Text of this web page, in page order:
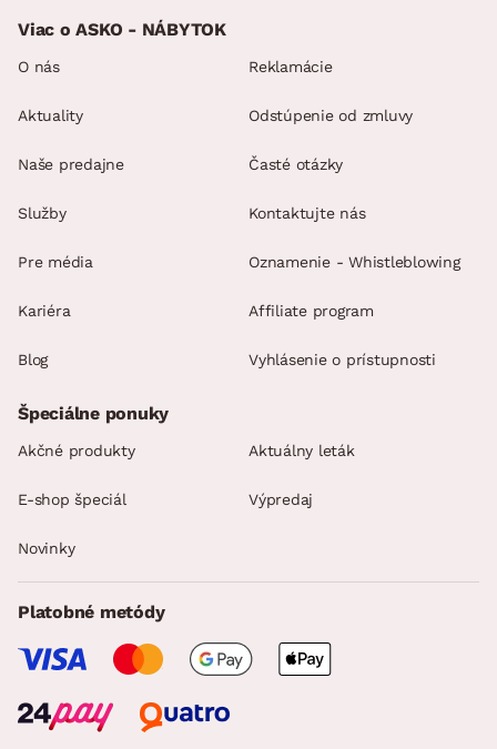
Viac o ASKO - NÁBYTOK
O nás
Aktuality
Naše predajne
Služby
Pre média
Kariéra
Blog
Reklamácie
Odstúpenie od zmluvy
Časté otázky
Kontaktujte nás
Oznamenie - Whistleblowing
Affiliate program
Vyhlásenie o prístupnosti
Špeciálne ponuky
Akčné produkty Aktuálny leták
E-shop špeciál Výpredaj
Novinky
Platobné metódy